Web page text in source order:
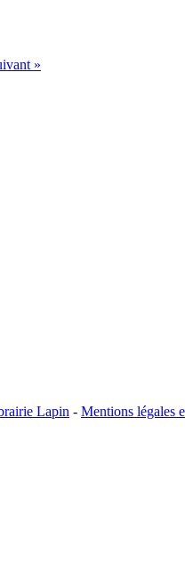
»
Lapin - Mentions légales